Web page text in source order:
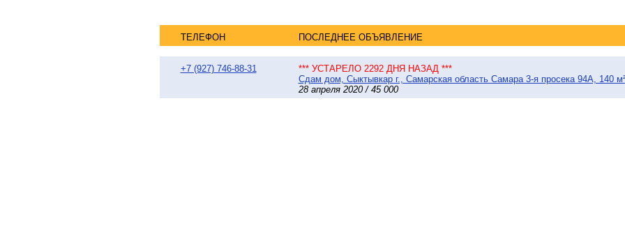
ТЕЛЕФОН ПОСЛЕДНЕЕ ОБЪЯВЛЕНИЕ
+7 (927) 746-88-31
*** УСТАРЕЛО 2292 ДНЯ НАЗАД ***
Сдам дом, Сыктывкар г., Самарская область Самара 3-я просека 94А, 140
28 апреля 2020 / 45 000